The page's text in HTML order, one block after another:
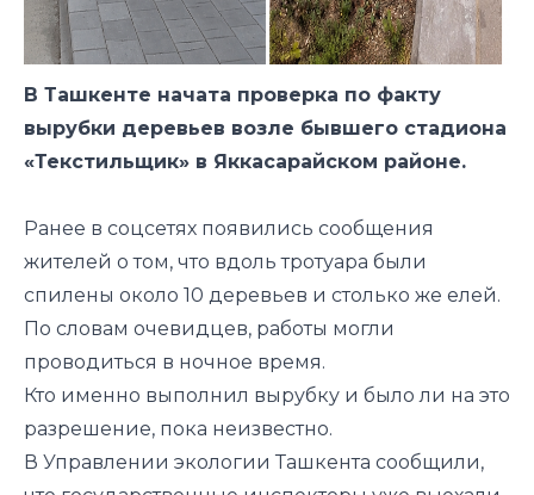
В Ташкенте начата проверка по факту
вырубки деревьев возле бывшего стадиона
«Текстильщик» в Яккасарайском районе.
Ранее в соцсетях появились сообщения
жителей о том, что вдоль тротуара были
спилены около 10 деревьев и столько же елей.
По словам очевидцев, работы могли
проводиться в ночное время.
Кто именно выполнил вырубку и было ли на это
разрешение, пока неизвестно.
В Управлении экологии Ташкента сообщили,